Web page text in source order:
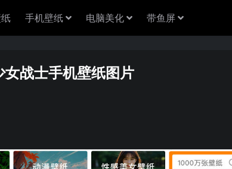
手机壁纸 电脑美化 带鱼屏
战士手机壁纸图片